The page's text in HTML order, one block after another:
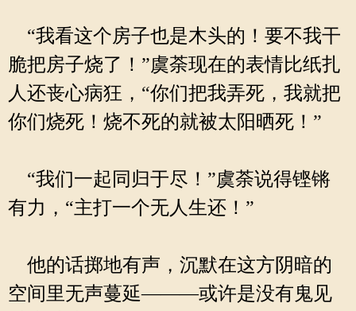
“我看这个房子也是木头的！要不我干
脆把房子烧了！”虞荼现在的表情比纸扎
人还丧心病狂，“你们把我弄死，我就把
你们烧死！烧不死的就被太阳晒死！”
“我们一起同归于尽！”虞荼说得铿锵
有力，“主打一个无人生还！”
他的话掷地有声，沉默在这方阴暗的
空间里无声蔓延———或许是没有鬼见